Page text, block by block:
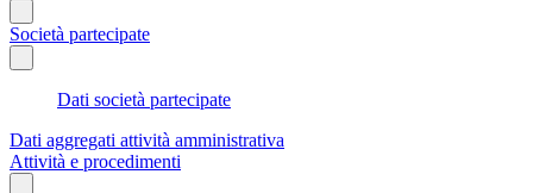
Società partecipate
Dati società partecipate
Dati aggregati attività amministrativa
Attività e procedimenti